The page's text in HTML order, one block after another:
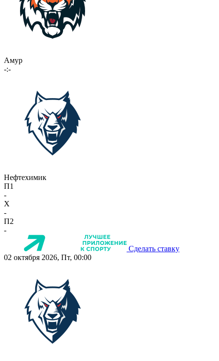
Амур
-:-
Нефтехимик
П1
-
X
-
П2
-
Сделать ставку
02 октября 2026, Пт, 00:00